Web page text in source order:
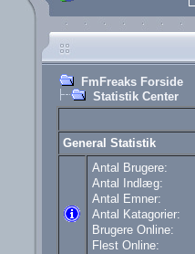
FmFreaks Forside
Statistik Center
General Statistik
Antal Brugere:
Antal Indlæg:
Antal Emner:
Antal Katagorier:
Brugere Online:
Flest Online: